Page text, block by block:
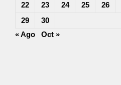
22
23 24 25 26
29
30
« Ago
Oct »